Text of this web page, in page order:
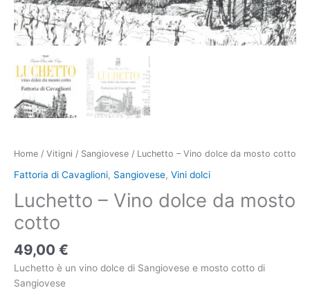
Home / Vitigni / Sangiovese / Luchetto – Vino dolce da mosto cotto
Fattoria di Cavaglioni, Sangiovese, Vini dolci
Luchetto – Vino dolce da mosto
cotto
49,00 €
Luchetto è un vino dolce di Sangiovese e mosto cotto di
Sangiovese